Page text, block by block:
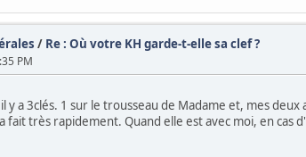
/ Re : Où votre KH garde-t-elle sa clef ?
PM
y a 3clés. 1 sur le trousseau de Madame et, mes
fait très rapidement. Quand elle est avec moi, en cas